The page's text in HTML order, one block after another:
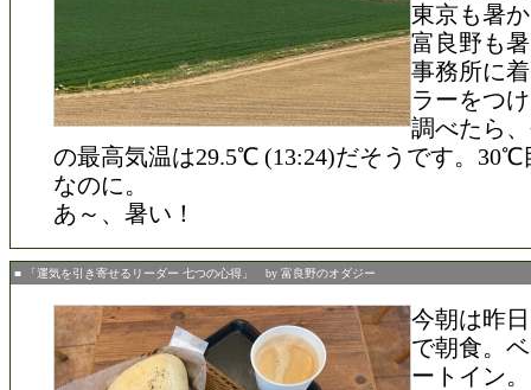
東京も暑
富良野も
事務所に
ラーをつ
調べたら
の最高気温は29.5℃ (13:24)だそうです。30℃
なのに。
あ～、暑い！
■ 「運気を引き寄せるリーダー 七つの心得」 by 富良野のオダジー
今朝は昨
で朝食。
ートイン。